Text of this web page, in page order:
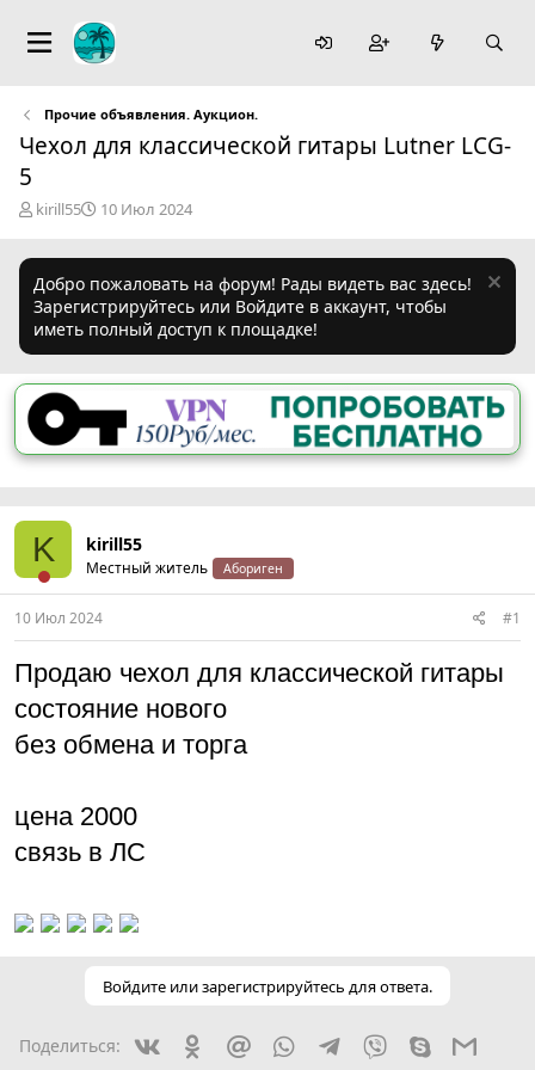
Прочие объявления. Аукцион.
Чехол для классической гитары Lutner LCG-
5
А
р
т
е
м
ы
kirill55
Д
н
а
ч
а
л
10 Июл 2024
Добро пожаловать на форум! Рады видеть вас здесь!
Зарегистрируйтесь или Войдите в аккаунт, чтобы
иметь полный доступ к площадке!
K kirill55
Местный житель Абориген
10 Июл 2024 #1
Продаю чехол для классической гитары
состояние нового
без обмена и торга
цена 2000
связь в ЛС
Войдите или зарегистрируйтесь для ответа.
Поделиться: ВконтактеОдноклассники
Mail.ru WhatsAppTelegram
Viber SkypeGmail